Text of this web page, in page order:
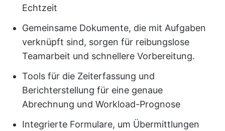
Echtzeit
Gemeinsame Dokumente, die mit Aufgaben
verknüpft sind, sorgen für reibungslose
Teamarbeit und schnellere Vorbereitung.
Tools für die Zeiterfassung und
Berichterstellung für eine genaue
Abrechnung und Workload-Prognose
Integrierte Formulare, um Übermittlungen